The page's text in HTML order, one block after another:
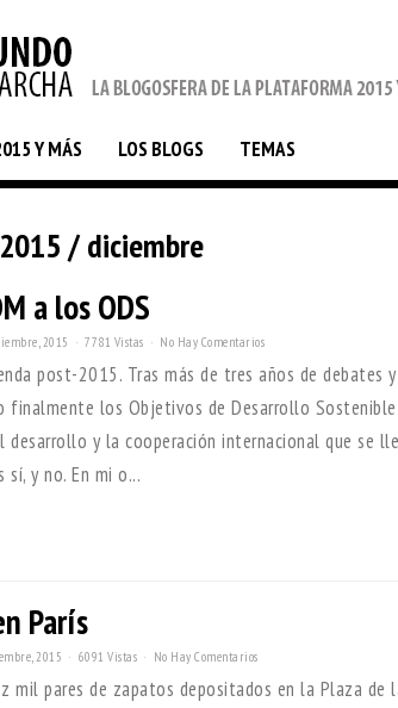
Y MÁS LOS BLOGS TEMAS
/ diciembre
a los ODS
2015 7781 Vistas No Hay Comentarios
post-2015. Tras más de tres años de debates
finalmente los Objetivos de Desarrollo
desarrollo y la cooperación internacional que se
sí, y no. En mi o...
París
2015 6091 Vistas No Hay Comentarios
mil pares de zapatos depositados en la Plaza